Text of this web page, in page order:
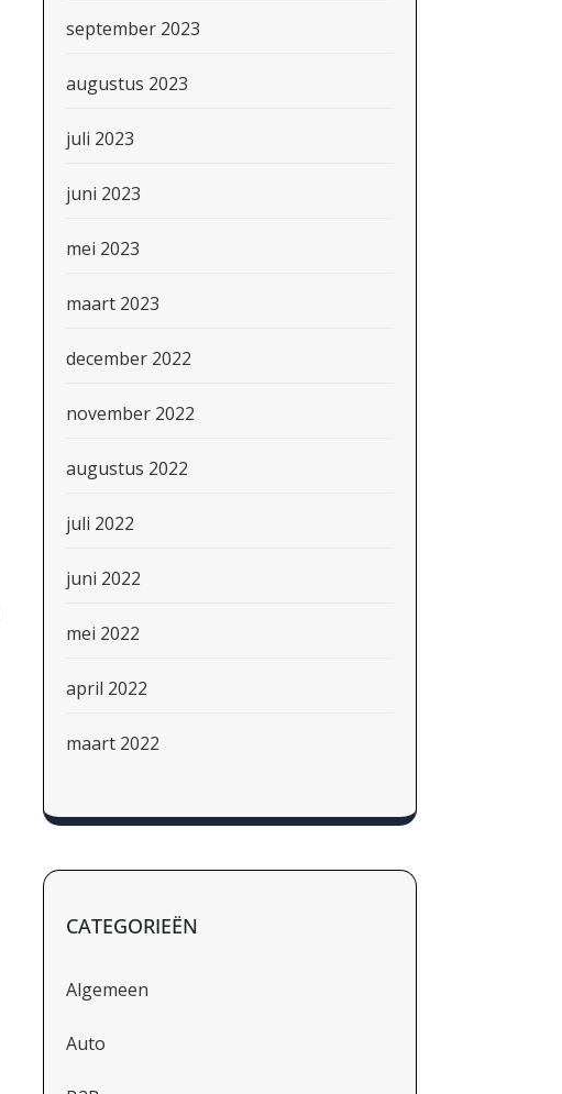
september 2023
augustus 2023
juli 2023
juni 2023
mei 2023
maart 2023
december 2022
november 2022
augustus 2022
juli 2022
juni 2022
mei 2022
april 2022
maart 2022
CATEGORIEËN
Algemeen
Auto